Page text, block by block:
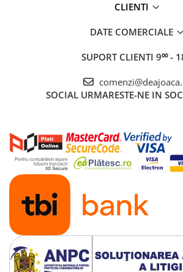
CLIENTI
DATE COMERCIALE
SUPORT CLIENTI 9⁰⁰ -
SOCIAL URMARESTE-NE IN